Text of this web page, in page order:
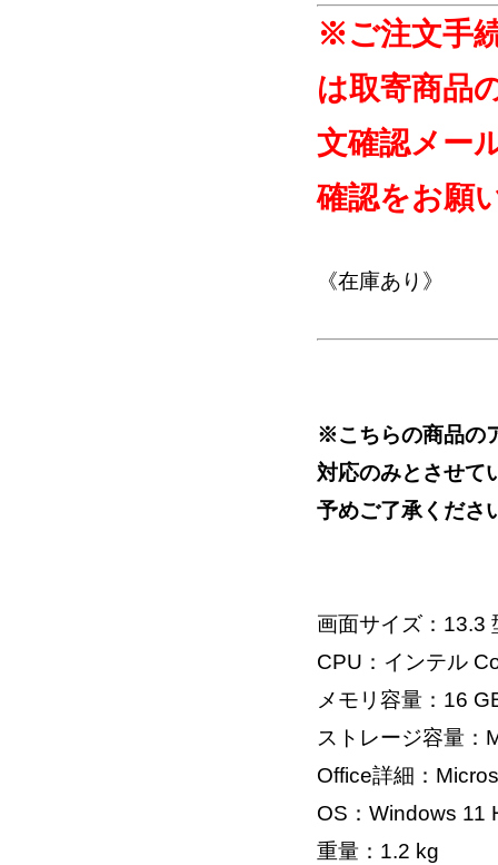
※ご注文手
は取寄商品
文確認メー
確認をお願
《在庫あり》
※こちらの商品の
対応のみとさせて
予めご了承くださ
画面サイズ：13.3
CPU：インテル
メモリ容量：16
ストレージ容量：
Office詳細：
OS：Windows 11
重量：1.2 kg